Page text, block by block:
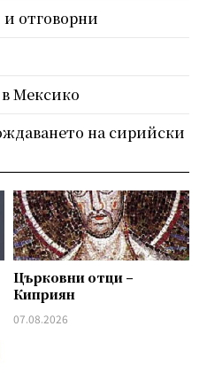
Църковни отци –
Киприян
07.08.2026
отговорни
Мексико
на сирийски